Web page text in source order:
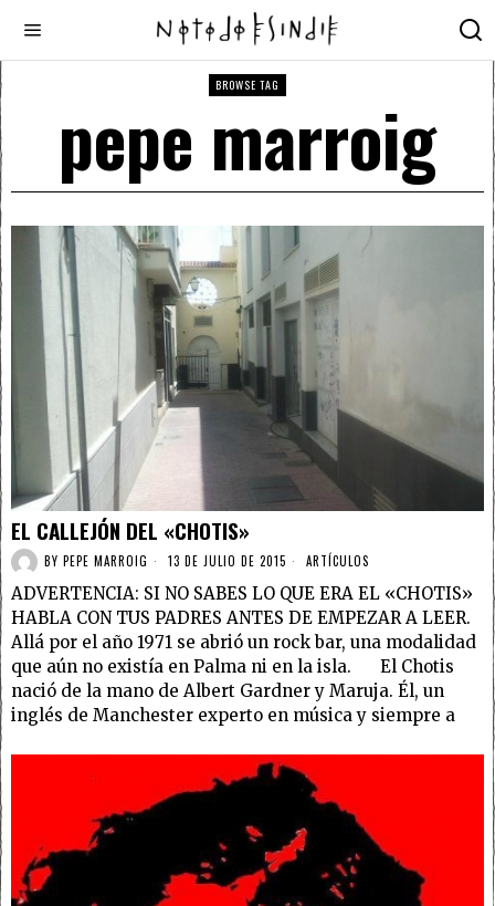
BROWSE TAG
pepe marroig
EL CALLEJÓN DEL «CHOTIS»
BY PEPE MARROIG 13 DE JULIO DE 2015 ARTÍCULOS
ADVERTENCIA: SI NO SABES LO QUE ERA EL «CHOTIS»
HABLA CON TUS PADRES ANTES DE EMPEZAR A LEER.
Allá por el año 1971 se abrió un rock bar, una modalidad
que aún no existía en Palma ni en la isla. El Chotis
nació de la mano de Albert Gardner y Maruja. Él, un
inglés de Manchester experto en música y siempre a